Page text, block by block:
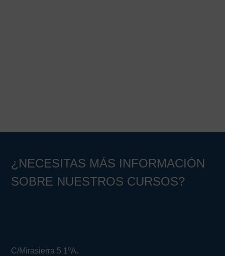
¿NECESITAS MÁS INFORMACIÓN
SOBRE NUESTROS CURSOS?
C/Mirasierra 5 1ºA.